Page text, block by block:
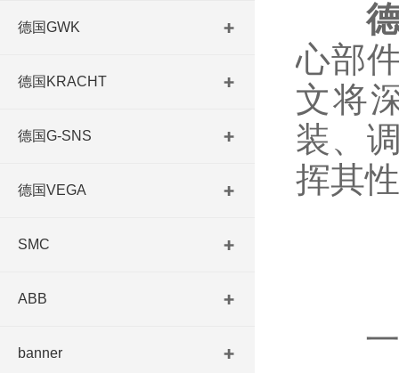
德国GWK
德国KRACHT
德国G-SNS
德国VEGA
SMC
ABB
banner
心部
文将
装、
挥其
一